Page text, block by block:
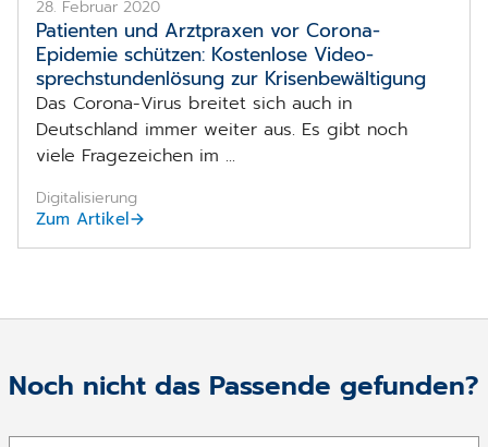
28. Februar 2020
Patienten und Arztpraxen vor Corona-
Epidemie schützen: Kostenlose Video­
sprechstunden­lösung zur Krisen­bewältigung
Das Corona-Virus breitet sich auch in
Deutschland immer weiter aus. Es gibt noch
viele Fragezeichen im ...
Digitalisierung
Zum Artikel
Noch nicht das Passende gefunden?